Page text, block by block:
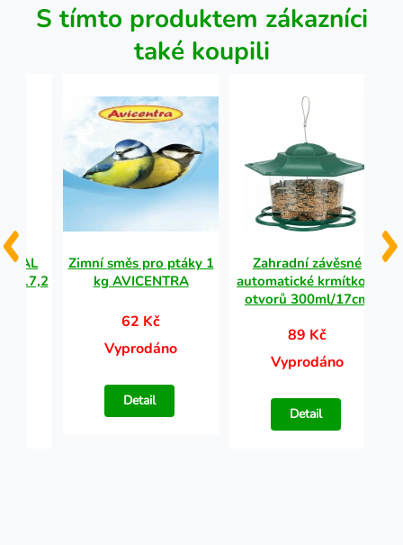
S tímto produktem zákazníci
také koupili
/ 17,2
Zimní směs pro ptáky 1
kg AVICENTRA
62 Kč
Vyprodáno
Detail
Zahradní závěsné
automatické krmítko 6
otvorů 300ml/17cm
89 Kč
Vyprodáno
Detail